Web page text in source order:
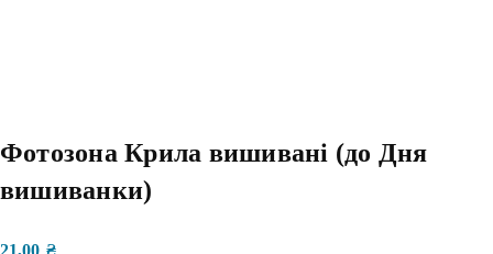
Фотозона Крила вишивані (до Дня
вишиванки)
21,00 ₴